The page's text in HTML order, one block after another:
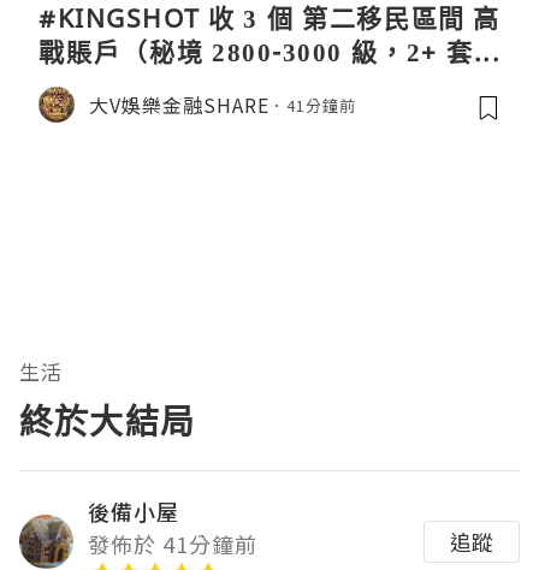
#KINGSHOT 收 3 個 第二移民區間 高
戰賬戶（秘境 2800-3000 級，2+ 套英
雄裝備），只限香港玩家面交，簽署正
式合約保障雙方權益！ 九月移民開之
大V娛樂金融SHARE 41分鐘前
生活
終於大結局
後備小屋
發佈於 41分鐘前
追蹤